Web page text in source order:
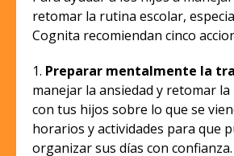
retomar la rutina escolar,
Cognita recomiendan cinco
Preparar mentalmente la
manejar la ansiedad y retomar
con tus hijos sobre lo que se
horarios y actividades para que
organizar sus días con confianza.